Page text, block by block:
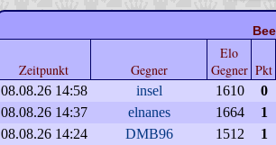
Zeitpunkt Gegner
Elo
Gegner Pkt
08.08.26 14:58 insel 1610
0
08.08.26 14:37
elnanes 1664
1
08.08.26 14:24
DMB96 1512
1